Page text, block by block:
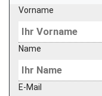
Vorname
Name
E-Mail